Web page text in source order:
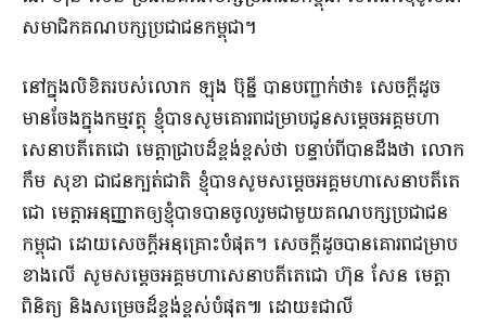
សមាជិក​គណបក្ស​ប្រជាជន​កម្ពុជា​។​
​នៅក្នុង​លិខិត​របស់លោក ឡុង ប៊ុ​ន្នី បាន​បញ្ជាក់ថា​៖ សេចក្តី​ដូច​
មានចែង​ក្នុង​កម្មវត្ថុ ខ្ញុំបាទ​សូម​គោរព​ជម្រាបជូន​សម្តេច​អគ្គមហា
សេនាបតី​តេ​ជោ មេត្តា​ជ្រាប​ដ៏​ខ្ពង់ខ្ពស់​ថា បន្ទាប់ពី​បានដឹងថា លោក
កឹម សុខា ជា​ជន​ក្បត់ជាតិ ខ្ញុំបាទ​សូម​សម្តេច​អគ្គមហាសេនាបតី​តេ​
ជោ មេត្តា​អនុញ្ញាត​ឲ្យ​ខ្ញុំបាទ​បាន​ចូលរួម​ជាមួយ​គណបក្ស​ប្រជាជន​
កម្ពុជា ដោយ​សេចក្តី​អនុគ្រោះ​បំផុត​។ សេចក្តី​ដូច​បាន​គោរព​ជម្រាប​
ខាងលើ សូម​សម្តេច​អគ្គមហាសេនាបតី​តេ​ជោ ហ៊ុន សែន មេត្តា​
ពិនិត្យ និង​សម្រេច​ដ៏​ខ្ពង់​ខ្ពស់បំផុត៕​ ​ដោយ​៖​ជាលី​